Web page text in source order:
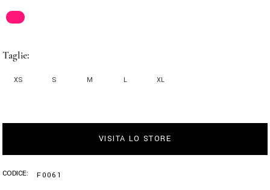
Taglie
XS S M L XL
VISITA LO STORE
CODICE: F0061